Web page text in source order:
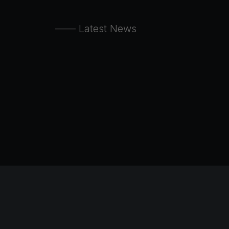
—— Latest News